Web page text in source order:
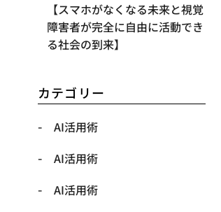
【スマホがなくなる未来と視覚
障害者が完全に自由に活動でき
る社会の到来】
カテゴリー
AI活用術
AI活用術
AI活用術